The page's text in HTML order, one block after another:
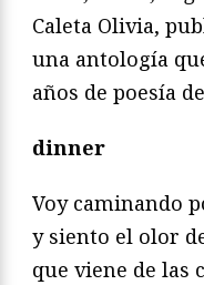
Caleta Olivia,
una antología
años de poesía
dinner
Voy caminando
y siento el olor
que viene de las